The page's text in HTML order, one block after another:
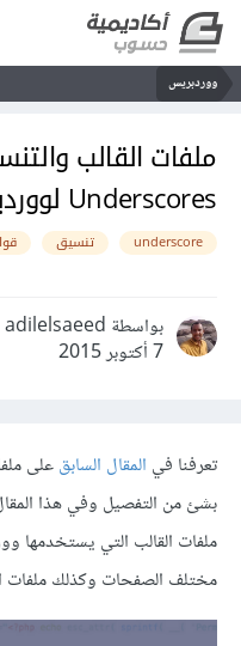
ووردبريس
ملفات القالب
Underscores لووردبريس
underscore تنسيق
بواسطة adilelsaeed
7 أكتوبر 2015
تعرفنا في المقال السابق
بشئ من التفصيل وفي هذا
ملفات القالب التي
مختلف الصفحات وكذلك ملفات